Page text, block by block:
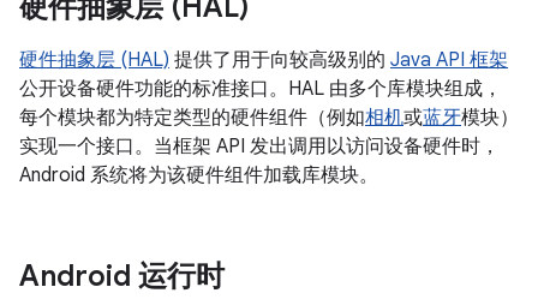
硬件抽象层 (HAL) 提供了用于向较高级别的 Java API 框架
公开设备硬件功能的标准接口。HAL 由多个库模块组成，
每个模块都为特定类型的硬件组件（例如相机或蓝牙模块）
实现一个接口。当框架 API 发出调用以访问设备硬件时，
Android 系统将为该硬件组件加载库模块。
Android 运行时